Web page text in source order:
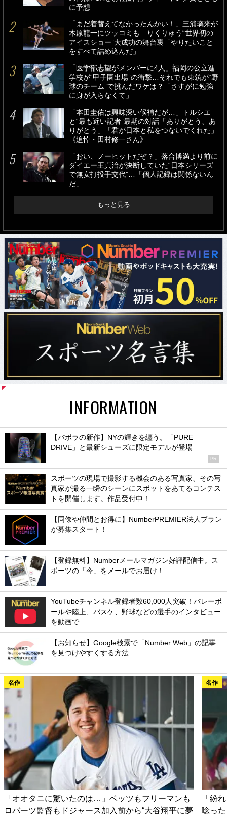
に予想
「まだ着替えてなかったんかい！」三浦璃来が
木原龍一にツッコミも…りくりゅう“世界初の
アイスショー”大成功の舞台裏「やりたいこと
をすべて詰め込んだ」
「医学部志望がメンバーに4人」福岡の公立進
学校が“甲子園出場”の衝撃…それでも東筑が“野
球のチーム”で挑んだワケは？「さすがに勉強
に身が入らなくて」
「本田圭佑は興味深い候補だが…」トルシエ
と“最も近い記者”最期の対話「ありがとう、あ
りがとう」「君が日本と私をつないでくれた」
《追悼・田村修一さん》
「おい、ノーヒットだぞ？」落合博満より前に
ダイエー王貞治が決断していた“日本シリーズ
で無安打投手交代”…「個人記録は関係ないん
だ」
もっと見る
INFORMATION
【バボラの新作】NYの輝きを纏う。「PURE
DRIVE」と最新シューズに限定モデルが登場
PR
スポーツの現場で撮影する機会のある写真家、その写
真家が撮る一瞬のシーンにスポットをあてるコンテス
トを開催します。作品受付中！
【同僚や仲間とお得に】NumberPREMIER法人プラン
が募集スタート！
【登録無料】Numberメールマガジン好評配信中。ス
ポーツの「今」をメールでお届け！
YouTubeチャンネル登録者数60,000人突破！バレーボ
ールや陸上、バスケ、野球などの選手のインタビュー
を動画で
【お知らせ】Google検索で「Number Web」の記事
を見つけやすくする方法
名作
「オオタニに驚いたのは…」ベッツもフリーマンも
ロバーツ監督もドジャース加入前から“大谷翔平に夢
名作
「紛
唸っ